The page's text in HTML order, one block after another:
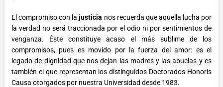
El compromiso con lajusticia nos recuerda que aquella lucha por
la verdad no será traccionada por el odio ni por sentimientos de
venganza. Éste constituye acaso el más sublime de los
compromisos, pues es movido por la fuerza del amor: es el
legado de dignidad que nos dejan las madres y las abuelas y es
también el que representan los distinguidos Doctorados Honoris
Causa otorgados por nuestra Universidad desde 1983.